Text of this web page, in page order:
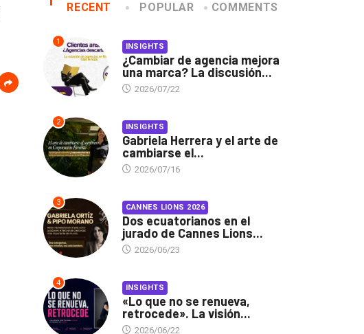
RECENT POPULAR COMMENTS
1 INSIGHTS
¿Cambiar de agencia mejora
una marca? La discusión...
2026/07/22
2 INSIGHTS
Gabriela Herrera y el arte de
cambiarse el...
2026/07/16
3 CANNES LIONS 2026
Dos ecuatorianos en el
jurado de Cannes Lions...
2026/06/23
4 INSIGHTS
«Lo que no se renueva,
retrocede». La visión...
2026/06/22